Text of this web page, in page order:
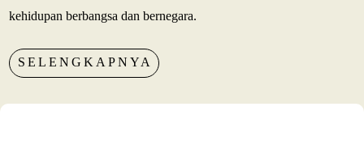
kehidupan berbangsa dan bernegara.
SELENGKAPNYA